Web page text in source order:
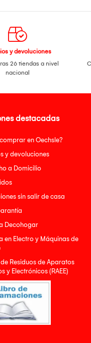
y devoluciones
26 tiendas a nivel
nacional
destacadas
en Oechsle?
y devoluciones
a Domicilio
sin salir de casa
Decohogar
en Electro y Máquinas de
Residuos de Aparatos
y Electrónicos (RAEE)